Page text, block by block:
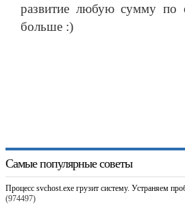
развитие любую сумму по
больше :)
Самые популярные советы
Процесс svchost.exe грузит систему. Устраняем
(974497)